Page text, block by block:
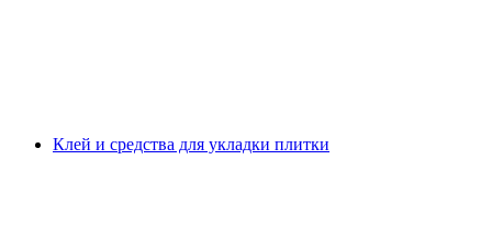
Клей и средства для укладки плитки